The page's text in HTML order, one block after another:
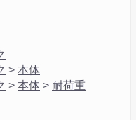
> 本体
> 本体 > 耐荷重